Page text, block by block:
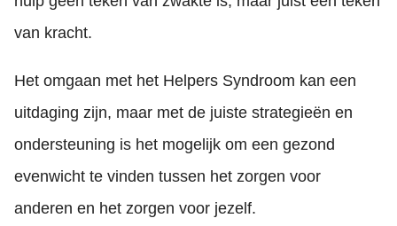
van kracht.
Het omgaan met het Helpers Syndroom kan een
uitdaging zijn, maar met de juiste strategieën en
ondersteuning is het mogelijk om een gezond
evenwicht te vinden tussen het zorgen voor
anderen en het zorgen voor jezelf.